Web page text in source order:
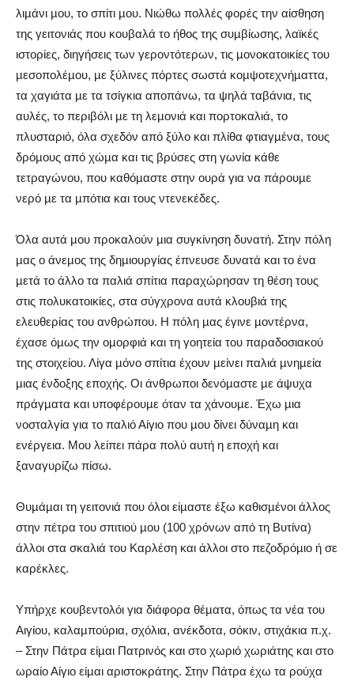
λιµάνι µου, το σπίτι µου. Νιώθω πολλές φορές την αίσθηση
της γειτονιάς που κουβαλά το ήθος της συµβίωσης, λαϊκές
ιστορίες, διηγήσεις των γεροντότερων, τις µονοκατοικίες του
µεσοπολέµου, µε ξύλινες πόρτες σωστά κοµψοτεχνήµαττα,
τα χαγιάτα µε τα τσίγκια αποπάνω, τα ψηλά ταβάνια, τις
αυλές, το περιβόλι µε τη λεµονιά και πορτοκαλιά, το
πλυσταριό, όλα σχεδόν από ξύλο και πλίθα φτιαγµένα, τους
δρόµους από χώµα και τις βρύσες στη γωνία κάθε
τετραγώνου, που καθόµαστε στην ουρά για να πάρουµε
νερό µε τα µπότια και τους ντενεκέδες.
Όλα αυτά µου προκαλούν µια συγκίνηση δυνατή. Στην πόλη
µας ο άνεµος της δηµιουργίας έπνευσε δυνατά και το ένα
µετά το άλλο τα παλιά σπίτια παραχώρησαν τη θέση τους
στις πολυκατοικίες, στα σύγχρονα αυτά κλουβιά της
ελευθερίας του ανθρώπου. Η πόλη µας έγινε µοντέρνα,
έχασε όµως την οµορφιά και τη γοητεία του παραδοσιακού
της στοιχείου. Λίγα µόνο σπίτια έχουν µείνει παλιά µνηµεία
µιας ένδοξης εποχής. Οι άνθρωποι δενόµαστε µε άψυχα
πράγµατα και υποφέρουµε όταν τα χάνουµε. Έχω µια
νοσταλγία για το παλιό Αίγιο που µου δίνει δύναµη και
ενέργεια. Μου λείπει πάρα πολύ αυτή η εποχή και
ξαναγυρίζω πίσω.
Θυµάµαι τη γειτονιά που όλοι είµαστε έξω καθισµένοι άλλος
στην πέτρα του σπιτιού µου (100 χρόνων από τη Βυτίνα)
άλλοι στα σκαλιά του Καρλέση και άλλοι στο πεζοδρόµιο ή σε
καρέκλες.
Υπήρχε κουβεντολόι για διάφορα θέµατα, όπως τα νέα του
Αιγίου, καλαµπούρια, σχόλια, ανέκδοτα, σόκιν, στιχάκια π.χ.
– Στην Πάτρα είµαι Πατρινός και στο χωριό χωριάτης και στο
ωραίο Αίγιο είµαι αριστοκράτης. Στην Πάτρα έχω τα ρούχα